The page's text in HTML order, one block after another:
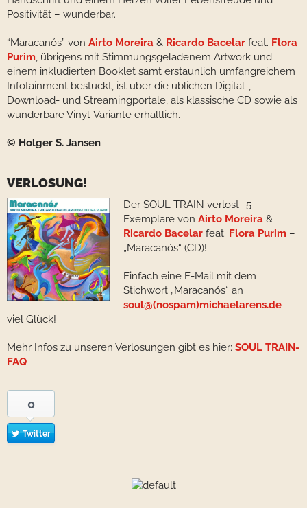
Positivität – wunderbar.
“Maracanós” von Airto Moreira & Ricardo Bacelar feat. Flora
Purim, übrigens mit Stimmungsgeladenem Artwork und
einem inkludierten Booklet samt erstaunlich umfangreichem
Infotainment bestückt, ist über die üblichen Digital-,
Download- und Streamingportale, als klassische CD sowie als
wunderbare Vinyl-Variante erhältlich.
© Holger S. Jansen
VERLOSUNG!
Der SOUL TRAIN verlost -5-
Exemplare von Airto Moreira &
Ricardo Bacelar feat. Flora Purim –
„Maracanós“ (CD)!
Einfach eine E-Mail mit dem
Stichwort „Maracanós“ an
soul@(nospam)michaelarens.de –
viel Glück!
Mehr Infos zu unseren Verlosungen gibt es hier: SOUL TRAIN-
FAQ
0
Twitter